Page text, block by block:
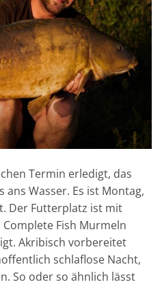
Termin erledigt, das
ans Wasser. Es ist Montag,
Der Futterplatz ist mit
Fish Murmeln
Akribisch vorbereitet
schlaflose Nacht,
So oder so ähnlich lässt